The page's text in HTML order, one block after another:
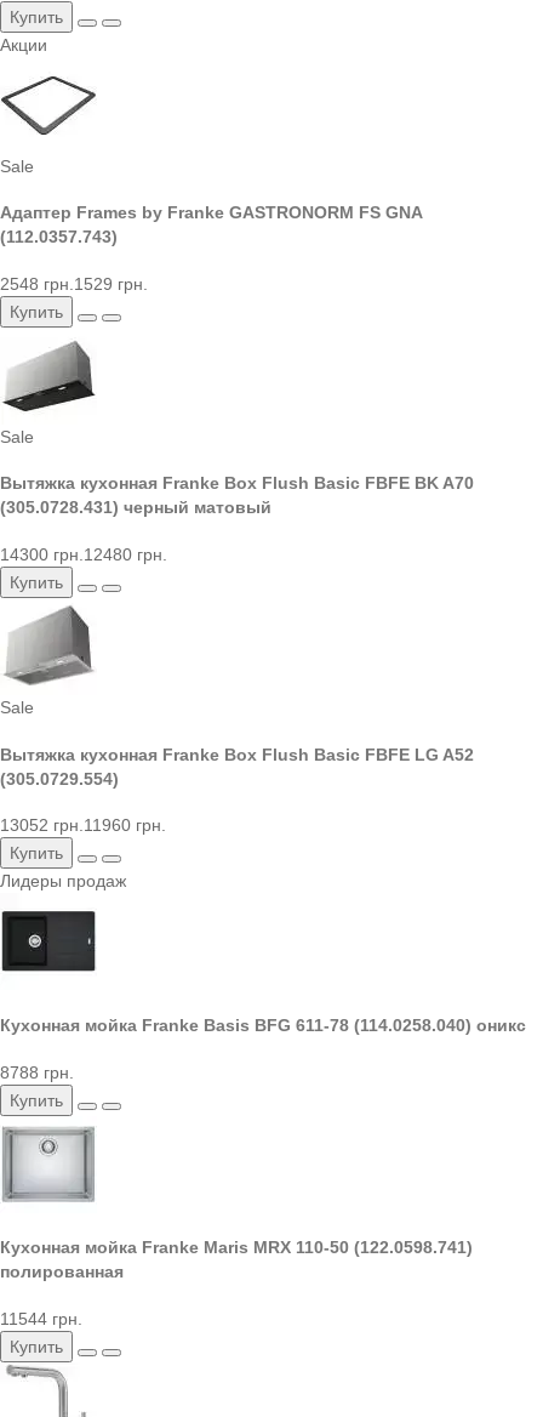
Купить
Акции
Sale
Адаптер Frames by Franke GASTRONORM FS GNA
(112.0357.743)
2548 грн. 1529 грн.
Купить
Sale
Вытяжка кухонная Franke Box Flush Basic FBFE BK A70
(305.0728.431) черный матовый
14300 грн. 12480 грн.
Купить
Sale
Вытяжка кухонная Franke Box Flush Basic FBFE LG A52
(305.0729.554)
13052 грн.11960 грн.
Купить
Лидеры продаж
Кухонная мойка Franke Basis BFG 611-78 (114.0258.040) оникс
8788 грн.
Купить
Кухонная мойка Franke Maris MRX 110-50 (122.0598.741)
полированная
11544 грн.
Купить